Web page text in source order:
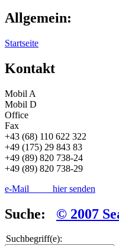
Allgemein:
Startseite
Kontakt
Mobil A
Mobil D
Office
Fax
+43 (68) 110 622 322
+49 (175) 29 843 83
+49 (89) 820 738-24
+49 (89) 820 738-29
e-Mail hier senden
Suche: © 2007
Suchbegriff(e):